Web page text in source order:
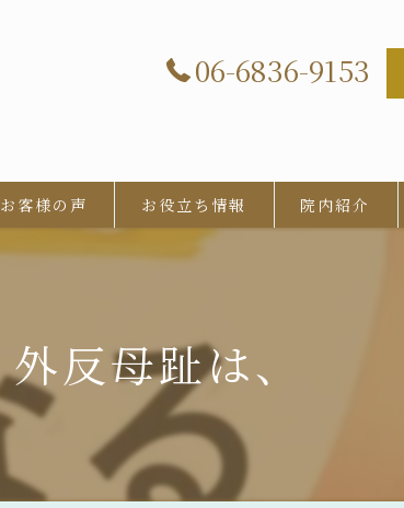
06-6836-9153
お客様の声 お役立ち情報 院内紹介
外反母趾は、